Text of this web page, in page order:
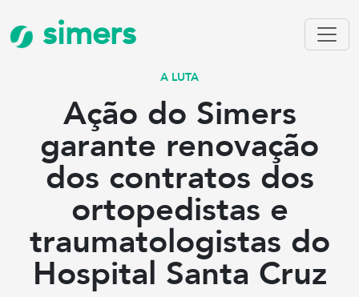
simers
A LUTA
Ação do Simers
garante renovação
dos contratos dos
ortopedistas e
traumatologistas do
Hospital Santa Cruz